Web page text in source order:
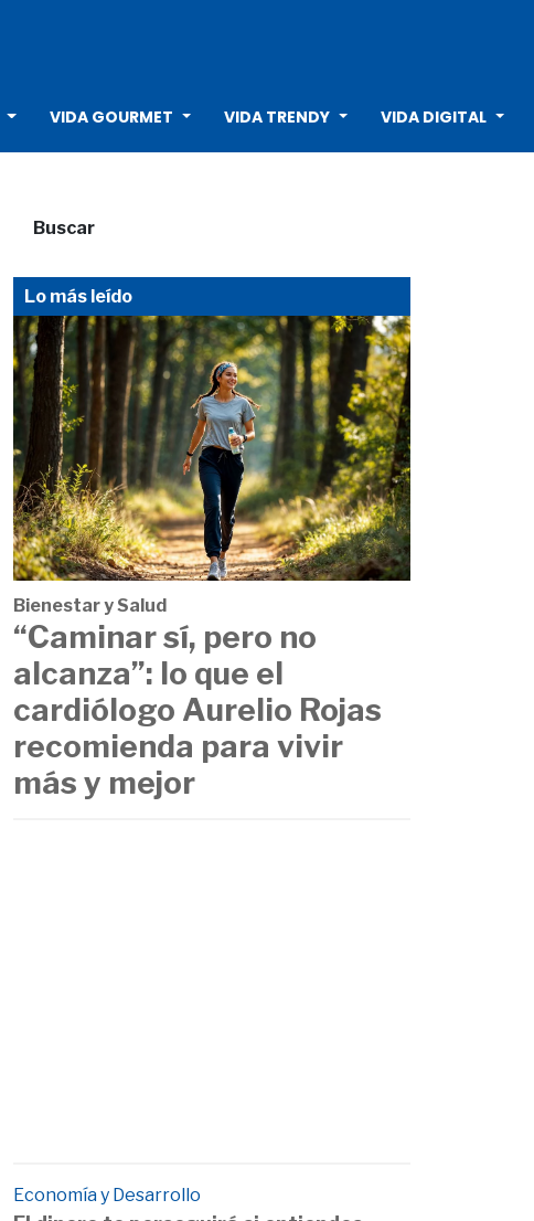
VIDA GOURMET VIDA TRENDY VIDA DIGITAL
Buscar
Lo más leído
Bienestar y Salud
“Caminar sí, pero no
alcanza”: lo que el
cardiólogo Aurelio Rojas
recomienda para vivir
más y mejor
Economía y Desarrollo